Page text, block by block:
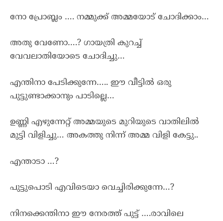
നോ പ്രോബ്ലം …. നമ്മുക്ക് അമ്മയോട് ചോദിക്കാം…
അതു വേണോ….? ഗായത്രി കുറച്ച്
വേവലാതിയോടെ ചോദിച്ചു…
എന്തിനാ പേടിക്കുന്നേ….. ഈ വീട്ടിൽ ഒരു
പുട്ടുണ്ടാക്കാനും പാടില്ലെ…
ഉണ്ണി എഴുന്നേറ്റ് അമ്മയുടെ മുറിയുടെ വാതിലിൽ
മുട്ടി വിളിച്ചു… അകത്തു നിന്ന് അമ്മ വിളി കേട്ടു..
എന്താടാ …?
പുട്ടുപൊടി എവിടെയാ വെച്ചിരിക്കുന്നേ…?
നിനക്കെന്തിനാ ഈ നേരത്ത് പുട്ട് ….രാവിലെ